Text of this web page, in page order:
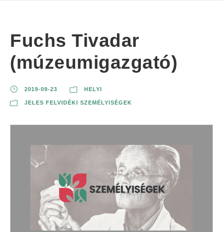
Fuchs Tivadar
(múzeumigazgató)
2019-09-23 HELYI
JELES FELVIDÉKI SZEMÉLYISÉGEK